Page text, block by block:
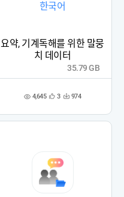
한국어
요약, 기계독해를 위한 말뭉
치 데이터
조 4,645 관
록
3 다 974
35.79 GB